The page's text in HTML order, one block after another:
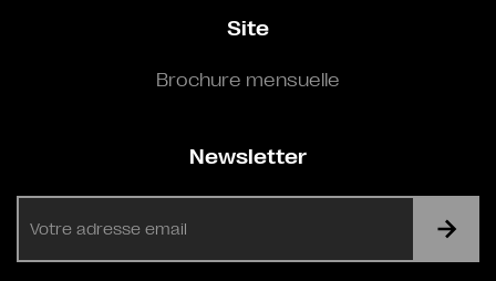
Site
Brochure mensuelle
Newsletter